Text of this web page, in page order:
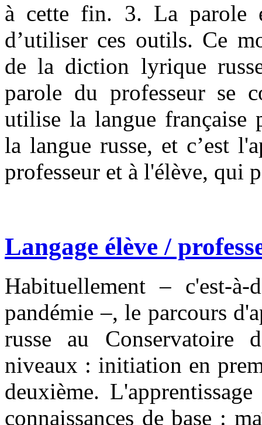
à cette fin. 3. La parole
d’utiliser ces outils. Ce
de la diction lyrique
parole du professeur se
utilise la langue française
la langue russe, et c’est
professeur et à l'élève, qui
Langage élève /
Habituellement – c'est-
pandémie –, le parcours
russe au Conservatoire
niveaux : initiation en
deuxième.
connaissances de base :